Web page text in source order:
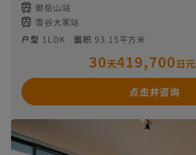
御岳山站
雪谷大冢站
户型 1LDK 面积 93.15平方米
30天419,700 日元
点击并咨询